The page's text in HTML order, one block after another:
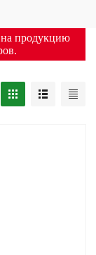
продукцию